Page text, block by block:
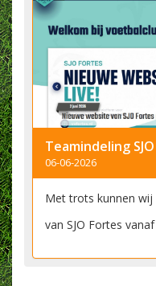
06-06-2026
Met trots kunnen wij
van SJO Fortes